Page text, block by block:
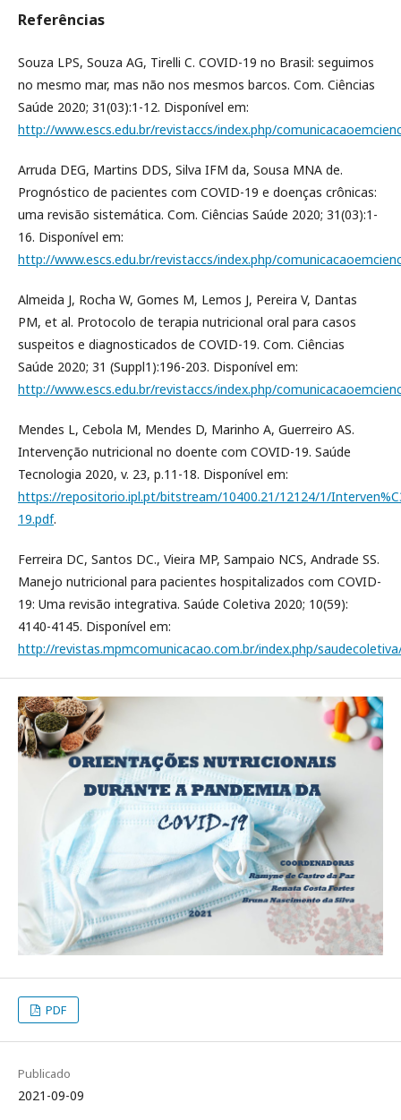
Referências
Souza LPS, Souza AG, Tirelli C. COVID-19 no Brasil: seguimos
no mesmo mar, mas não nos mesmos barcos. Com. Ciências
Saúde 2020; 31(03):1-12. Disponível em:
http://www.escs.edu.br/revistaccs/index.php/
Arruda DEG, Martins DDS, Silva IFM da, Sousa MNA de.
Prognóstico de pacientes com COVID-19 e doenças crônicas:
uma revisão sistemática. Com. Ciências Saúde 2020; 31(03):1-
16. Disponível em:
http://www.escs.edu.br/revistaccs/index.php/
Almeida J, Rocha W, Gomes M, Lemos J, Pereira V, Dantas
PM, et al. Protocolo de terapia nutricional oral para casos
suspeitos e diagnosticados de COVID-19. Com. Ciências
Saúde 2020; 31 (Suppl1):196-203. Disponível em:
http://www.escs.edu.br/revistaccs/index.php/
Mendes L, Cebola M, Mendes D, Marinho A, Guerreiro AS.
Intervenção nutricional no doente com COVID-19. Saúde
Tecnologia 2020, v. 23, p.11-18. Disponível em:
https://repositorio.ipl.pt/bitstream/10400.21/12124/1/
19.pdf.
Ferreira DC, Santos DC., Vieira MP, Sampaio NCS, Andrade SS.
Manejo nutricional para pacientes hospitalizados com COVID-
19: Uma revisão integrativa. Saúde Coletiva 2020; 10(59):
4140-4145. Disponível em:
http://revistas.mpmcomunicacao.com.br/index.php/
PDF
Publicado
2021-09-09